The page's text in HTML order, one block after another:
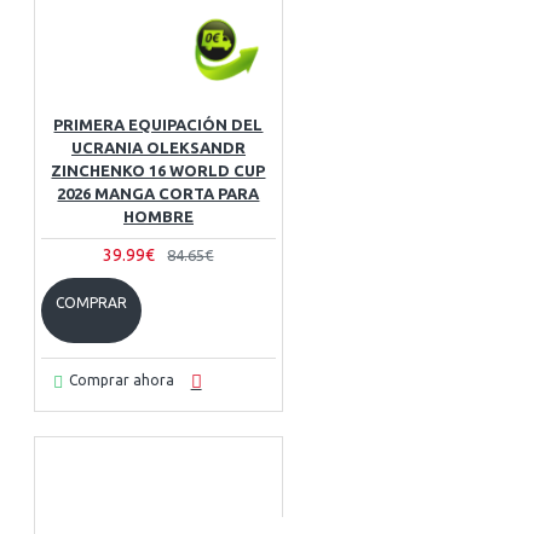
PRIMERA EQUIPACIÓN DEL
UCRANIA OLEKSANDR
ZINCHENKO 16 WORLD CUP
2026 MANGA CORTA PARA
HOMBRE
39.99€ 84.65€
COMPRAR
Comprar ahora